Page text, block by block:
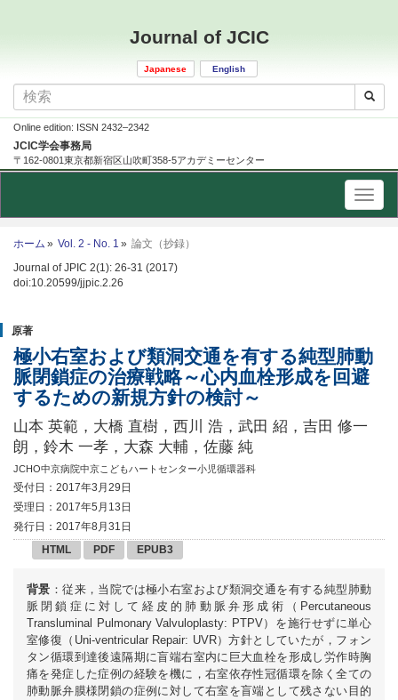
Journal of JCIC
Japanese English
Online edition: ISSN 2432–2342
JCIC学会事務局
〒162-0801東京都新宿区山吹町358-5アカデミーセンター
ホーム Vol. 2 - No. 1
論文（抄録）
Journal of JPIC 2(1): 26-31 (2017)
doi:10.20599/jjpic.2.26
原著
極小右室および類洞交通を有する純型肺動
脈閉鎖症の治療戦略～心内血栓形成を回避
するための新規方針の検討～
山本 英範，大橋 直樹，西川 浩，武田 紹，吉田 修一
朗，鈴木 一孝，大森 大輔，佐藤 純
JCHO中京病院中京こどもハートセンター小児循環器科
受付日：2017年3月29日
受理日：2017年5月13日
発行日：2017年8月31日
HTML
PDF EPUB3
背景 ：従来，当院では極小右室および類洞交通を有する純型肺動
脈閉鎖症に対して経皮的肺動脈弁形成術（Percutaneous
Transluminal Pulmonary Valvuloplasty: PTPV）を施行せずに単心
室修復（Uni-ventricular Repair: UVR）方針としていたが，フォン
タン循環到達後遠隔期に盲端右室内に巨大血栓を形成し労作時胸
痛を発症した症例の経験を機に，右室依存性冠循環を除く全ての
肺動脈弁膜様閉鎖の症例に対して右室を盲端として残さない目的